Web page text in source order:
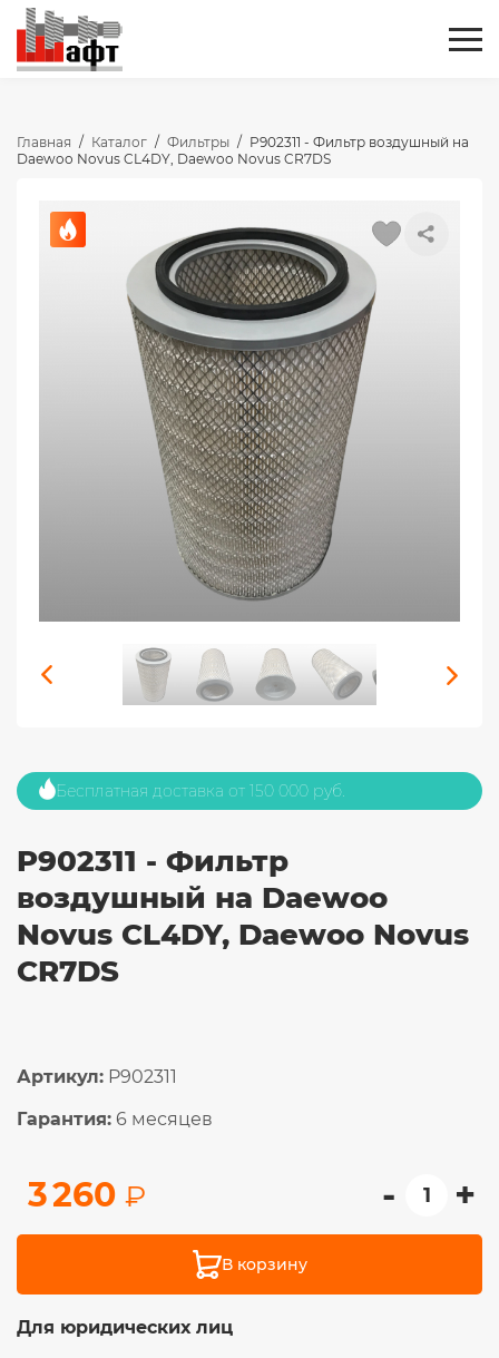
Главная / Каталог / Фильтры / P902311 - Фильтр воздушный на
Daewoo Novus CL4DY, Daewoo Novus CR7DS
Бесплатная доставка от 150 000 руб.
P902311 - Фильтр
воздушный на Daewoo
Novus CL4DY, Daewoo Novus
CR7DS
Артикул: P902311
Гарантия: 6 месяцев
3 260 ₽ - +
В корзину
Для юридических лиц